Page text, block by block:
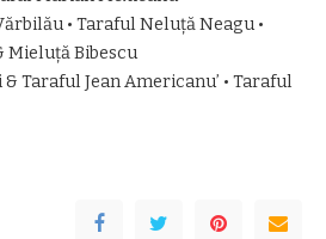
• Taraful Neluță Neagu •
Mieluță Bibescu
Taraful Jean Americanu’ • Taraful